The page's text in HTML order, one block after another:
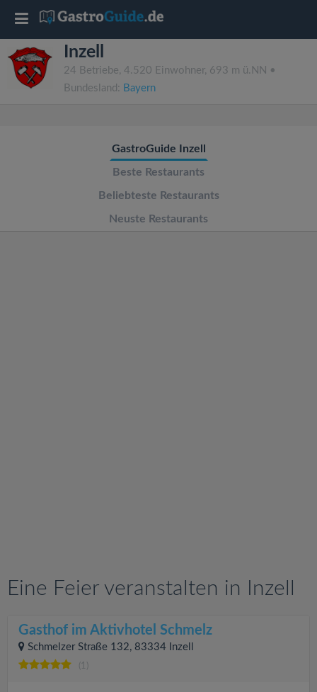
Inzell
24 Betriebe, 4.520 Einwohner, 693 m ü.NN •
Bundesland: Bayern
GastroGuide Inzell
Beste Restaurants
Beliebteste Restaurants
Neuste Restaurants
Eine Feier veranstalten in Inzell
Gasthof im Aktivhotel Schmelz
Schmelzer Straße 132, 83334 Inzell
(1)
T
o